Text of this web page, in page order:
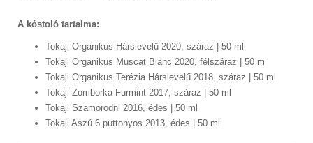
A kóstoló tartalma:
Tokaji Organikus Hárslevelű 2020, száraz | 50 ml
Tokaji Organikus Muscat Blanc 2020, félszáraz | 50 m
Tokaji Organikus Terézia Hárslevelű 2018, száraz | 50 ml
Tokaji Zomborka Furmint 2017, száraz | 50 ml
Tokaji Szamorodni 2016, édes | 50 ml
Tokaji Aszú 6 puttonyos 2013, édes | 50 ml